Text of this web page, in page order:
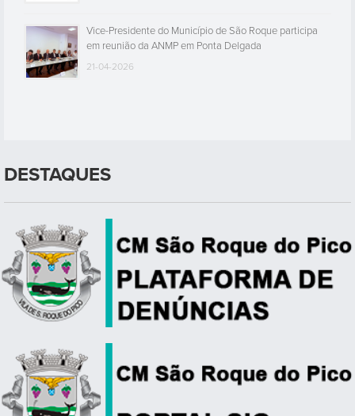
Vice-Presidente do Município de São Roque participa
em reunião da ANMP em Ponta Delgada
21-04-2026
DESTAQUES